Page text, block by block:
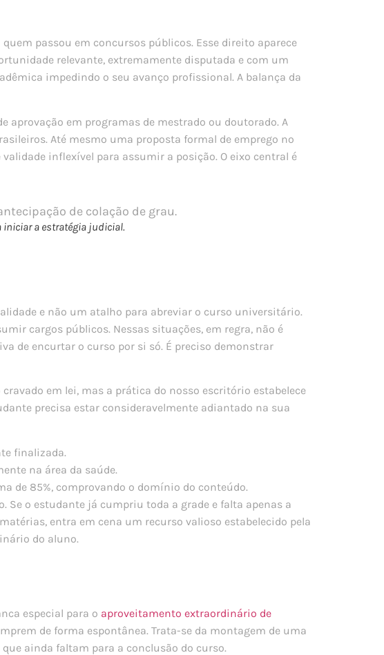
passou em concursos públicos. Esse direito aparece
relevante, extremamente disputada e com um
impedindo o seu avanço profissional. A balança da
aprovação em programas de mestrado ou doutorado. A
Até mesmo uma proposta formal de emprego no
inflexível para assumir a posição. O eixo central é
iniciar a estratégia judicial.
e não um atalho para abreviar o curso universitário.
cargos públicos. Nessas situações, em regra, não é
de encurtar o curso por si só. É preciso demonstrar
em lei, mas a prática do nosso escritório estabelece
precisa estar consideravelmente adiantado na sua
finalizada.
na área da saúde.
de 85%, comprovando o domínio do conteúdo.
o estudante já cumpriu toda a grade e falta apenas a
entra em cena um recurso valioso estabelecido pela
do aluno.
especial para o aproveitamento extraordinário de
de forma espontânea. Trata-se da montagem de uma
ainda faltam para a conclusão do curso.